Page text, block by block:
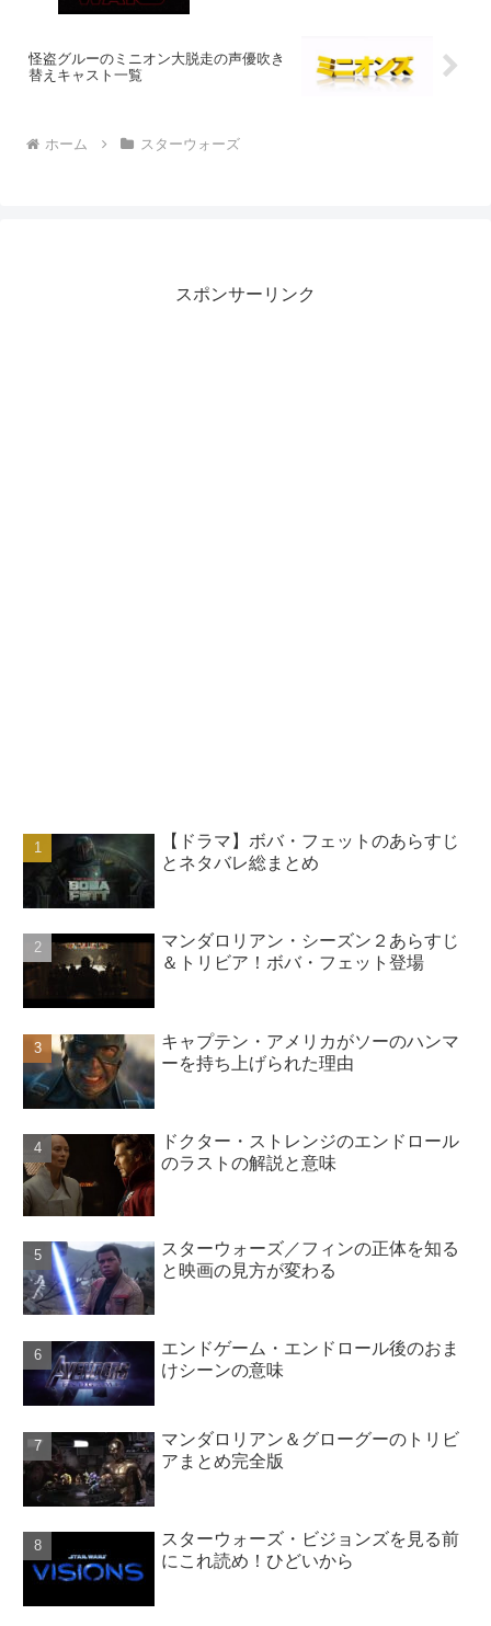
怪盗グルーのミニオン大脱走の声優吹き
替えキャスト一覧
ホーム スターウォーズ
スポンサーリンク
【ドラマ】ボバ・フェットのあらすじ
とネタバレ総まとめ
マンダロリアン・シーズン２あらすじ
＆トリビア！ボバ・フェット登場
キャプテン・アメリカがソーのハンマ
ーを持ち上げられた理由
ドクター・ストレンジのエンドロール
のラストの解説と意味
スターウォーズ／フィンの正体を知る
と映画の見方が変わる
エンドゲーム・エンドロール後のおま
けシーンの意味
マンダロリアン＆グローグーのトリビ
アまとめ完全版
スターウォーズ・ビジョンズを見る前
にこれ読め！ひどいから